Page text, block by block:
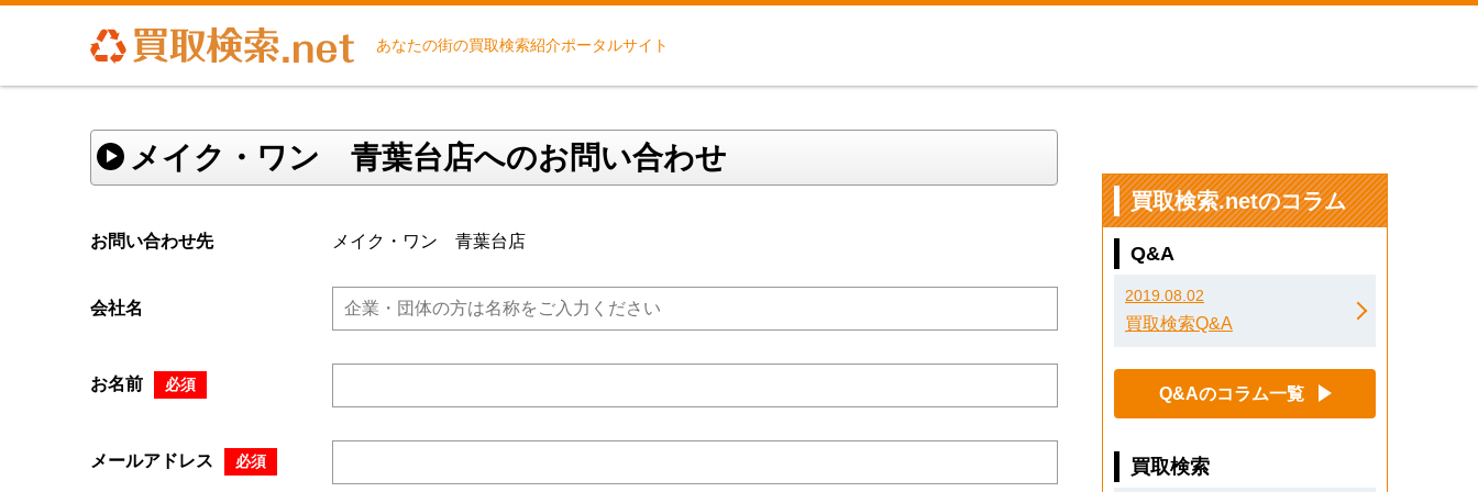
あなたの街の買取検索紹介ポータルサイト
メイク・ワン 青葉台店へのお問い合わせ
お問い合わせ先 メイク・ワン 青葉台店
会社名
お名前 必須
メールアドレス 必須
買取検索.netのコラム
Q&A
2019.08.02
買取検索Q&A
Q&Aのコラム一覧
買取検索